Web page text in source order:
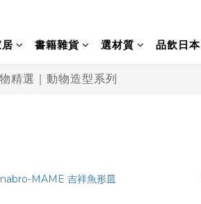
書籍雜貨 選材質 品飲日本
精選｜動物造型系列